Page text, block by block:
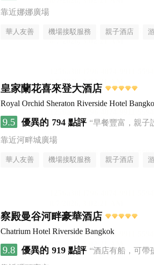
靠近娜娜廣場
華人友善 機場接駁服務 親子酒店
皇家蘭花喜來登大酒店
Royal Orchid Sheraton Riverside Hotel
9.5 優異的 794 點評 “早餐豐富，親子
靠近河畔城廣場
華人友善 機場接駁服務 親子酒店
察殿曼谷河畔豪華酒店
Chatrium Hotel Riverside Bangkok
9.8 優異的 919 點評 “酒店有船，可帶